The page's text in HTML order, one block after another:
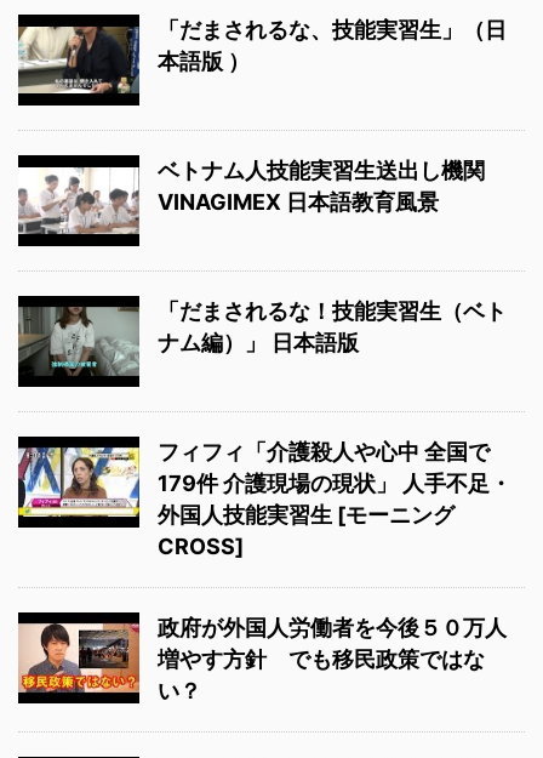
「だまされるな、技能実習生」（日
本語版 ）
ベトナム人技能実習生送出し機関
VINAGIMEX 日本語教育風景
「だまされるな！技能実習生（ベト
ナム編）」 日本語版
フィフィ「介護殺人や心中 全国で
179件 介護現場の現状」 人手不足・
外国人技能実習生 [モーニング
CROSS]
政府が外国人労働者を今後５０万人
増やす方針 でも移民政策ではな
い？